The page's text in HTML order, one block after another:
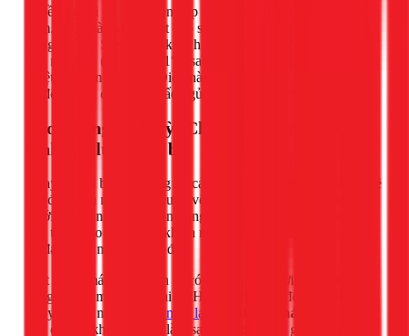
Nhiều người có thói quen đắp chăn và để máy lạnh chạy cả
đêm. Điều này không tốt cho sức khỏe và ví tiền. Hãy sử
dụng chế độ Sleep. Khi kích hoạt, máy lạnh sẽ tự động tăng
dần nhiệt độ (thường là 1°C sau mỗi giờ) để phù hợp với thân
nhiệt của bạn khi ngủ. Điều này vừa giúp bạn không bị lạnh
về đêm, vừa đảm bảo giấc ngủ sâu và tiết kiệm điện năng.
Bảo dưỡng định kỳ: Chìa khóa vàng để máy
lạnh LG luôn bền bỉ
Ngay cả khi bạn áp dụng tất cả các mẹo trên, máy lạnh vẫn sẽ
tốn điện nếu nó không được vệ sinh, bảo dưỡng định kỳ.
Lưới lọc, dàn lạnh và dàn nóng bám đầy bụi bẩn sẽ cản trở
quá trình trao đổi nhiệt, khiến máy phải gồng mình hoạt động
để đạt được nhiệt độ cài đặt.
Một chiếc máy lạnh sạch sẽ có thể tiết kiệm tới 15% điện
năng so với máy bẩn. Tại TPHCM, với mức độ bụi cao, tôi
khuyên bạn nên
vệ sinh máy lạnh ít nhất 6 tháng/lần
bảo dưỡng không chỉ là làm sạch mà còn bao gồm kiểm tra